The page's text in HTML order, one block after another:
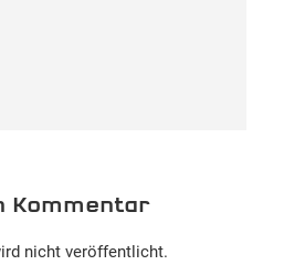
Kommentar
nicht veröffentlicht.